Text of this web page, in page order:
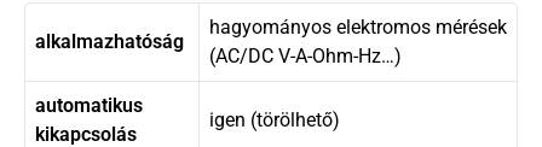
alkalmazhatóság
hagyományos elektromos mérések
(AC/DC V-A-Ohm-Hz…)
automatikus
kikapcsolás
igen (törölhető)